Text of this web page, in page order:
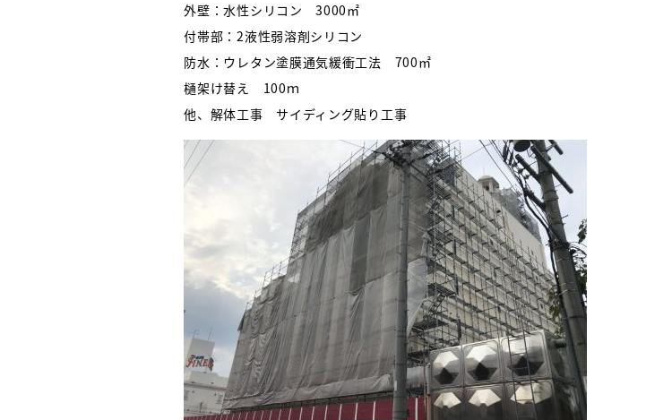
外壁：水性シリコン 3000㎡
付帯部：2液性弱溶剤シリコン
防水：ウレタン塗膜通気緩衝工法 700㎡
樋架け替え 100ｍ
他、解体工事 サイディング貼り工事